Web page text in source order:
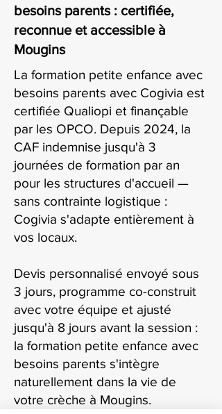
besoins parents : certifiée,
reconnue et accessible à
Mougins
La formation petite enfance avec
besoins parents avec Cogivia est
certifiée Qualiopi et finançable
par les OPCO. Depuis 2024, la
CAF indemnise jusqu'à 3
journées de formation par an
pour les structures d'accueil —
sans contrainte logistique :
Cogivia s'adapte entièrement à
vos locaux.
Devis personnalisé envoyé sous
3 jours, programme co-construit
avec votre équipe et ajusté
jusqu'à 8 jours avant la session :
la formation petite enfance avec
besoins parents s'intègre
naturellement dans la vie de
votre crèche à Mougins.